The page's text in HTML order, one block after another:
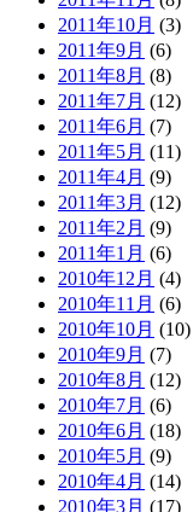
2011年10月 (3)
2011年9月 (6)
2011年8月 (8)
2011年7月 (12)
2011年6月 (7)
2011年5月 (11)
2011年4月 (9)
2011年3月 (12)
2011年2月 (9)
2011年1月 (6)
2010年12月 (4)
2010年11月 (6)
2010年10月 (10)
2010年9月 (7)
2010年8月 (12)
2010年7月 (6)
2010年6月 (18)
2010年5月 (9)
2010年4月 (14)
2010年3月 (17)